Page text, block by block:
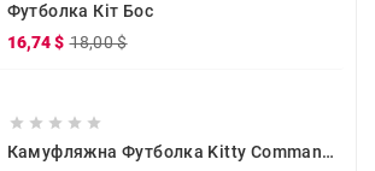
Футболка Кіт Бос
16,74 $ 18,00 $
    
Камуфляжна Футболка Kitty Commander